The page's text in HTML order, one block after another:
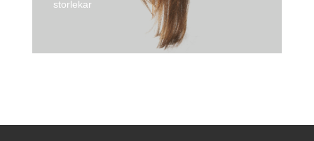
storlekar